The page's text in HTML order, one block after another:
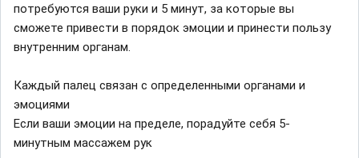
потребуются ваши руки и 5 минут, за которые вы
сможете привести в порядок эмоции и принести пользу
внутренним органам.
Каждый палец связан с определенными органами и
эмоциями
Если ваши эмоции на пределе, порадуйте себя 5-
минутным массажем рук